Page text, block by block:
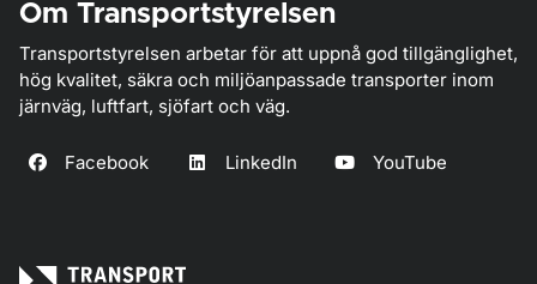
Om Transportstyrelsen
Transportstyrelsen arbetar för att uppnå god tillgänglighet,
hög kvalitet, säkra och miljöanpassade transporter inom
järnväg, luftfart, sjöfart och väg.
Facebook LinkedIn YouTube